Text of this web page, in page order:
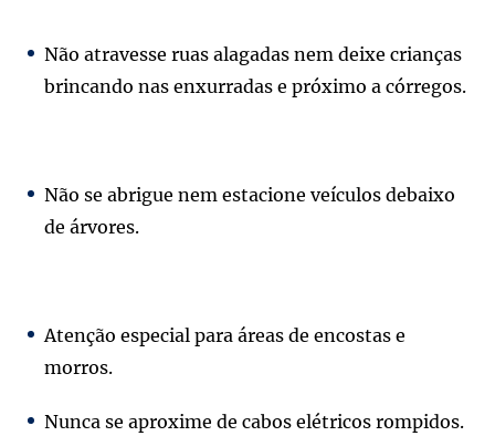
Não atravesse ruas alagadas nem deixe crianças
brincando nas enxurradas e próximo a córregos.
Não se abrigue nem estacione veículos debaixo
de árvores.
Atenção especial para áreas de encostas e
morros.
Nunca se aproxime de cabos elétricos rompidos.